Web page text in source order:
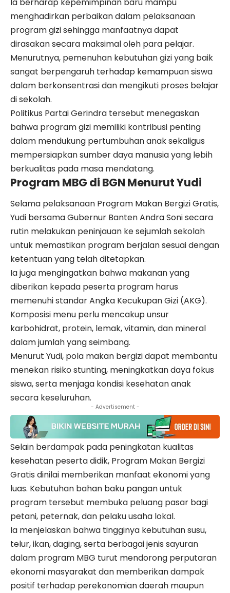
menghadirkan perbaikan dalam pelaksanaan
program gizi sehingga manfaatnya dapat
dirasakan secara maksimal oleh para pelajar.
Menurutnya, pemenuhan kebutuhan gizi yang baik
sangat berpengaruh terhadap kemampuan siswa
dalam berkonsentrasi dan mengikuti proses belajar
di sekolah.
Politikus Partai Gerindra tersebut menegaskan
bahwa program gizi memiliki kontribusi penting
dalam mendukung pertumbuhan anak sekaligus
mempersiapkan sumber daya manusia yang lebih
berkualitas pada masa mendatang.
Program MBG di BGN Menurut Yudi
Selama pelaksanaan Program Makan Bergizi Gratis,
Yudi bersama Gubernur Banten Andra Soni secara
rutin melakukan peninjauan ke sejumlah sekolah
untuk memastikan program berjalan sesuai dengan
ketentuan yang telah ditetapkan.
Ia juga mengingatkan bahwa makanan yang
diberikan kepada peserta program harus
memenuhi standar Angka Kecukupan Gizi (AKG).
Komposisi menu perlu mencakup unsur
karbohidrat, protein, lemak, vitamin, dan mineral
dalam jumlah yang seimbang.
Menurut Yudi, pola makan bergizi dapat membantu
menekan risiko stunting, meningkatkan daya fokus
siswa, serta menjaga kondisi kesehatan anak
secara keseluruhan.
- Advertisement -
Selain berdampak pada peningkatan kualitas
kesehatan peserta didik, Program Makan Bergizi
Gratis dinilai memberikan manfaat ekonomi yang
luas. Kebutuhan bahan baku pangan untuk
program tersebut membuka peluang pasar bagi
petani, peternak, dan pelaku usaha lokal.
Ia menjelaskan bahwa tingginya kebutuhan susu,
telur, ikan, daging, serta berbagai jenis sayuran
dalam program MBG turut mendorong perputaran
ekonomi masyarakat dan memberikan dampak
positif terhadap perekonomian daerah maupun